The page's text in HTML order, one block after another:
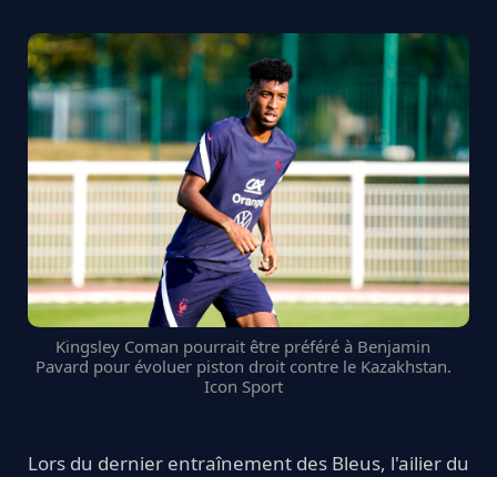
Kingsley Coman pourrait être préféré à Benjamin
Pavard pour évoluer piston droit contre le Kazakhstan.
Icon Sport
Lors du dernier entraînement des Bleus, l'ailier du